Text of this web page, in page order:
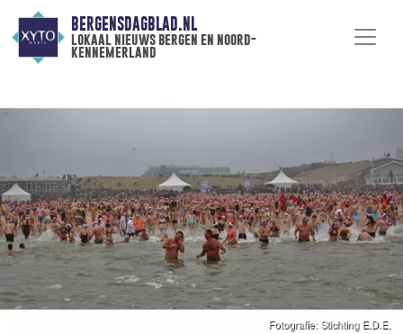
BERGENSDAGBLAD.NL
lokaal nieuws bergen en noord-
kennemerland